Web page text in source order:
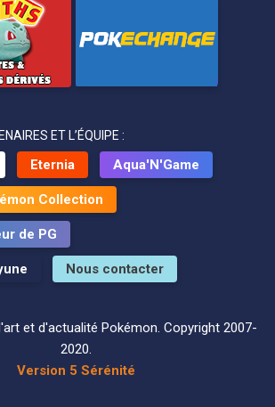
ET L’ÉQUIPE :
Eternia Aqua'N'Game
Collection
de PG
Nous contacter
et d'actualité Pokémon. Copyright 2007-
2020.
Version 5 Sérénité